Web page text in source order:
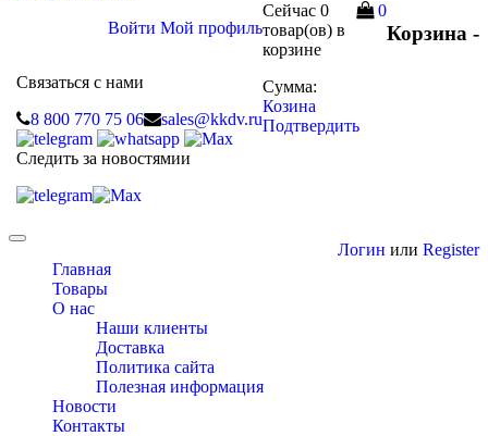
Корзина -
0
Сейчас 0
товар(ов) в
корзине
Сумма:
Козина
Подтвердить
Войти Мой профиль
Связаться с нами
8 800 770 75 06
sales@kkdv.ru
Следить за новостямии
Toggle
navigationГлавная
Товары
О нас
Наши клиенты
Доставка
Политика сайта
Полезная информация
Новости
Контакты
Логин или Register